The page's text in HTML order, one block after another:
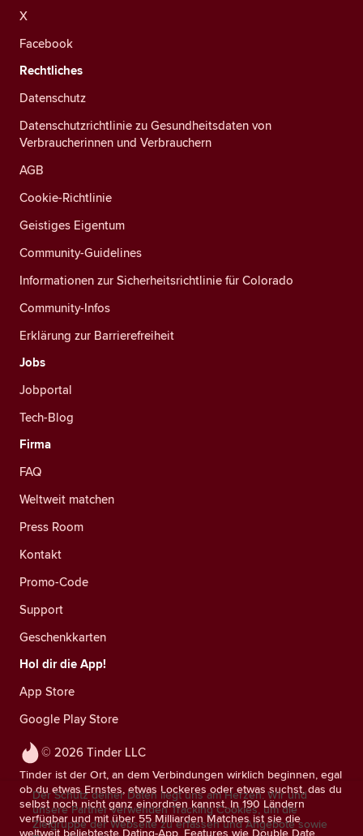
© 2026 Tinder LLC
Tinder ist der Ort, an dem Verbindungen wirklich beginnen, egal
ob du etwas Ernstes, etwas Lockeres oder etwas suchst, das du
selbst noch nicht ganz einordnen kannst. In 190 Ländern
verfügbar und mit über 55 Milliarden Matches ist sie die
weltweit beliebteste Dating-App. Features wie Double Date,
X
Facebook
Rechtliches
Datenschutz
Datenschutzrichtlinie zu Gesundheitsdaten von
Verbraucherinnen und Verbrauchern
AGB
Cookie-Richtlinie
Geistiges Eigentum
Community-Guidelines
Informationen zur Sicherheitsrichtlinie für Colorado
Community-Infos
Erklärung zur Barrierefreiheit
Jobs
Jobportal
Tech-Blog
Firma
FAQ
Weltweit matchen
Press Room
Kontakt
Promo-Code
Support
Geschenkkarten
Hol dir die App!
App Store
Google Play Store
Der Schutz deiner Daten liegt uns am Herzen. Wir und
unsere Partner verwenden Tracking Cookies, um die
Zielgruppe der Webseite zu erfassen und Angebote sowie